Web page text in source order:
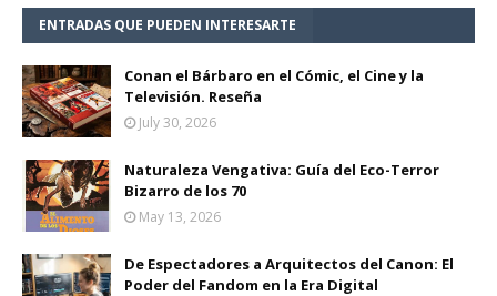
ENTRADAS QUE PUEDEN INTERESARTE
Conan el Bárbaro en el Cómic, el Cine y la
Televisión. Reseña
July 30, 2026
Naturaleza Vengativa: Guía del Eco-Terror
Bizarro de los 70
May 13, 2026
De Espectadores a Arquitectos del Canon: El
Poder del Fandom en la Era Digital